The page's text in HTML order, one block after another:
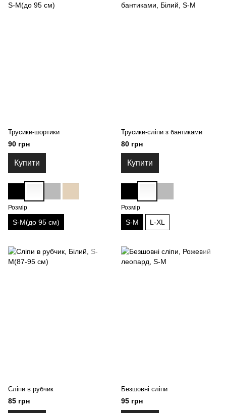
Трусики-шортики
90 грн
Купити
Розмір
S-M(до 95 см)
Трусики-сліпи з бантиками
80 грн
Купити
Розмір
S-M L-XL
Сліпи в рубчик
85 грн
Безшовні сліпи
95 грн